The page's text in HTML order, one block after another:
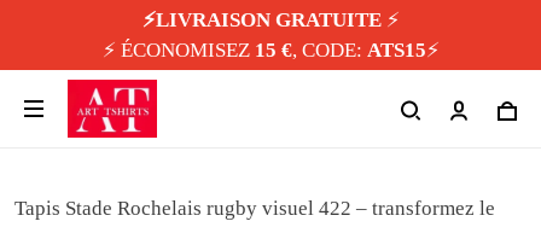
⚡️LIVRAISON GRATUITE⚡️
⚡️ ÉCONOMISEZ 15 €, CODE: ATS15⚡️
Tapis Stade Rochelais rugby visuel 422 – transformez le